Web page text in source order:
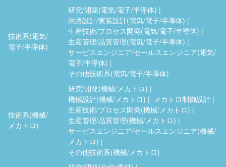
技術系(電気/
電子/半導体)
研究/開発(電気/電子/半導体)
回路設計/実装設計(電気/電子/半導体)
生産技術/プロセス開発(電気/電子/半導体)
生産管理/品質管理(電気/電子/半導体)
サービスエンジニア/セールスエンジニア(電気/
電子/半導体)
その他技術系(電気/電子/半導体)
技術系(機械/
メカトロ)
研究/開発(機械/メカトロ)
機械設計(機械/メカトロ)
メカトロ制御設計
生産技術/プロセス開発(機械/メカトロ)
生産管理/品質管理(機械/メカトロ)
サービスエンジニア/セールスエンジニア(機械/
メカトロ)
その他技術系(機械/メカトロ)